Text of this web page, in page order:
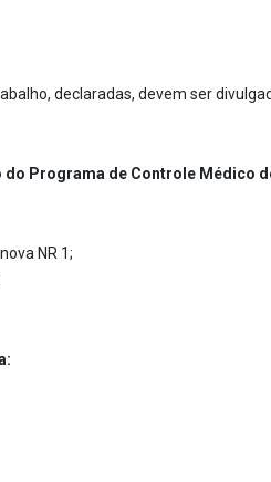
declaradas, devem ser
do Programa de Controle Médico
NR 1;